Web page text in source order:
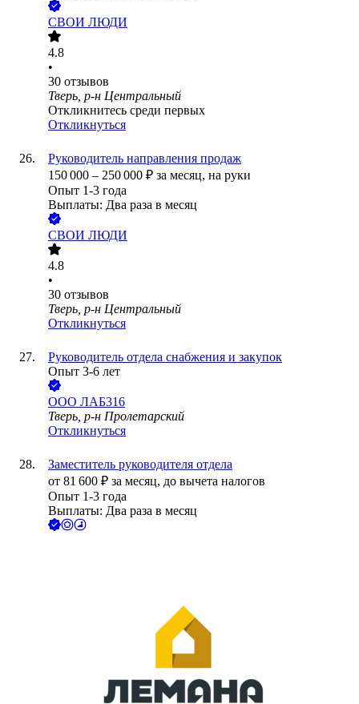
СВОИ ЛЮДИ
4.8
•
30 отзывов
Тверь, р-н Центральный
Откликнитесь среди первых
Откликнуться
Руководитель направления продаж
150 000 – 250 000 ₽ за месяц, на руки
Опыт 1-3 года
Выплаты: Два раза в месяц
СВОИ ЛЮДИ
4.8
•
30 отзывов
Тверь, р-н Центральный
Откликнуться
Руководитель отдела снабжения и закупок
Опыт 3-6 лет
ООО ЛАБ316
Тверь, р-н Пролетарский
Откликнуться
Заместитель руководителя отдела
от 81 600 ₽ за месяц, до вычета налогов
Опыт 1-3 года
Выплаты: Два раза в месяц